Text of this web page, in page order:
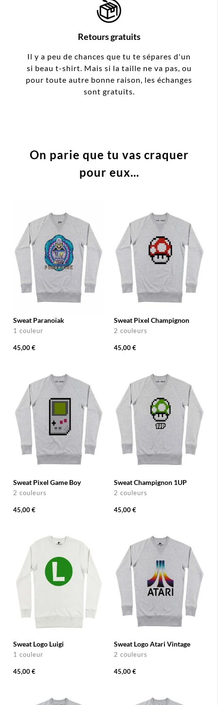
Retours gratuits
Il y a peu de chances que tu te sépares d'un
si beau t-shirt. Mais si la taille ne va pas, ou
pour toute autre bonne raison, les échanges
sont gratuits.
On parie que tu vas craquer
pour eux...
Sweat Paranoïak
1 couleur
45,00 €
Sweat Pixel Champignon
2 couleurs
45,00 €
Sweat Pixel Game Boy
2 couleurs
45,00 €
Sweat Champignon 1UP
2 couleurs
45,00 €
Sweat Logo Luigi
1 couleur
45,00 €
Sweat Logo Atari Vintage
2 couleurs
45,00 €